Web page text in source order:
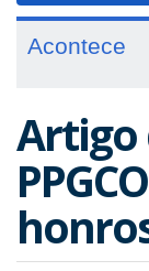
Acontece
Artigo